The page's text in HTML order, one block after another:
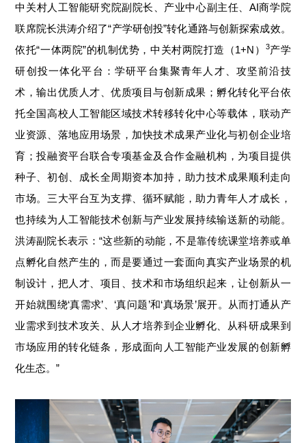
中关村人工智能研究院副院长、产业中心副主任、AI商学院
联席院长洪涛介绍了“产学研创投”转化通路与创新探索成效。
依托“一体两院”的机制优势，中关村两院打造（1+N）
3产学
研创投一体化平台 ：学研平台集聚青年人才、攻坚前沿技
术，输出优质人才、优质项目与创新成果；孵化转化平台依
托全国高校人工智能区域技术转移转化中心等载体，联动产
业资源、落地应用场景，加快技术成果产业化与初创企业培
育；投融资平台联合专项基金及合作金融机构，为项目提供
种子、初创、成长全周期资本加持，助力技术成果顺利走向
市场。三大平台互为支撑、循环赋能， 助力青年人才成长 ，
也持续为人工智能技术创新与产业发展持续输送新的动能。
洪涛副院长表示：“这些新的动能，不是靠传统课堂培养或单
点孵化自然产生的，而是要通过一套面向真实产业场景的机
制设计，把人才、项目、技术和市场组织起来，让创新从一
开始就围绕‘真需求’ ‘真问题’和‘真场景’展开。从而打通从产
业需求到技术攻关、从人才培养到企业孵化、从科研成果到
市场应用的转化链条，形成面向人工智能产业发展的创新孵
化生态。”